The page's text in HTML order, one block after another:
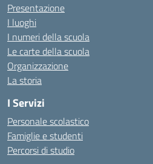
Presentazione
I luoghi
I numeri della scuola
Le carte della scuola
Organizzazione
La storia
I Servizi
Personale scolastico
Famiglie e studenti
Percorsi di studio